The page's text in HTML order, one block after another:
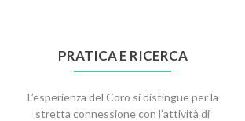
PRATICA E RICERCA
L’esperienza del Coro si distingue per la
stretta connessione con l’attività di